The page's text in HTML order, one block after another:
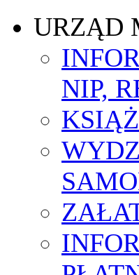
URZĄD
NIP,